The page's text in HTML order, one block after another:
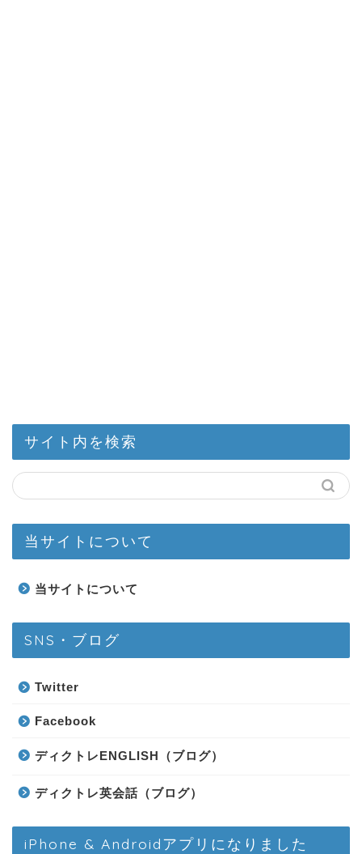
サイト内を検索
当サイトについて
当サイトについて
SNS・ブログ
Twitter
Facebook
ディクトレENGLISH（ブログ）
ディクトレ英会話（ブログ）
iPhone & Androidアプリになりました